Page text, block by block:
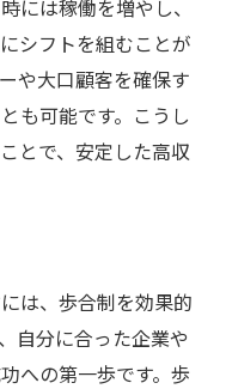
には稼働を増やし、
シフトを組むことが
や大口顧客を確保す
も可能です。こうし
とで、安定した高収
は、歩合制を効果的
自分に合った企業や
への第一歩です。歩